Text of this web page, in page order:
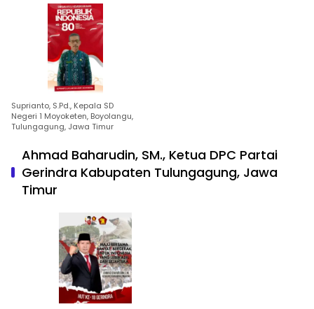
Suprianto, S.Pd., Kepala SD
Negeri 1 Moyoketen, Boyolangu,
Tulungagung, Jawa Timur
Ahmad Baharudin, SM., Ketua DPC Partai
Gerindra Kabupaten Tulungagung, Jawa
Timur